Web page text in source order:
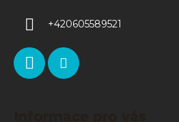
+420605589521